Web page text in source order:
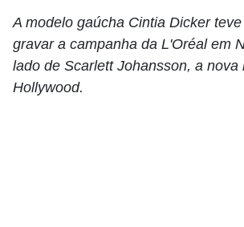
A modelo gaúcha Cintia Dicker
gravar a campanha da L'Oréal em
lado de Scarlett Johansson, a nova
Hollywood.